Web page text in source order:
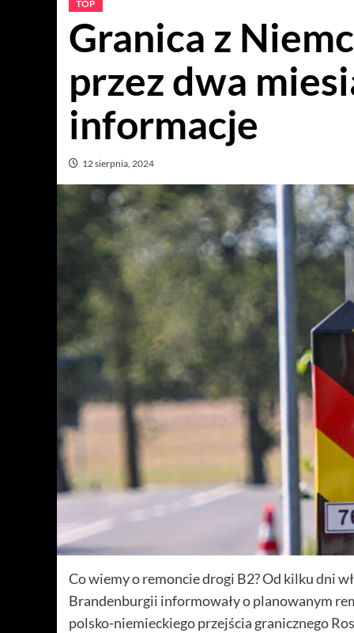
TOP
Granica z
przez dwa
informacje
12 sierpnia, 2024
Co wiemy o remoncie drogi B2? Od kilku dni
Brandenburgii informowały o planowanym
polsko-niemieckiego przejścia granicznego